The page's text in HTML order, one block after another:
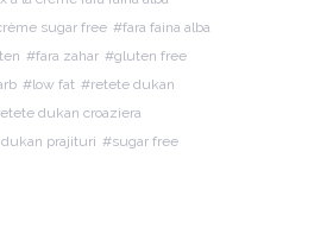
sugar free
fara faina alba
fara zahar
gluten free
low fat
retete dukan
dukan croaziera
prajituri
sugar free